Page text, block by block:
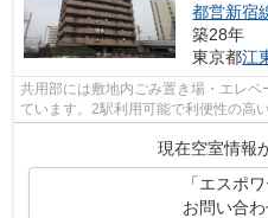
都営新宿
築28年
東京都江
共用部には敷地内ごみ置き場・エレ
ています。2駅利用可能で利便性の高
セスも良好な物件です。こちらの物件
現在空室情報
「エスポ
お問い合